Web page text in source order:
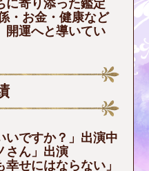
に寄り添った鑑定
・お金・健康など
開運へと導いてい
いですか？」出演中
さん」出演
幸せにはならない」